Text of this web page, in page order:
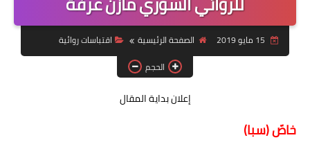
قصة قصيرة
قصة قصيرة جداً
قراءات
دراسات
الصفحة الرئيسية
اقتباسات روائية
الحجم
إعلان بداية المقال
خاصّ (سبا)